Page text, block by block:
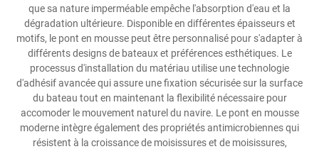
que sa nature imperméable empêche l'absorption d'eau et la
dégradation ultérieure. Disponible en différentes épaisseurs et
motifs, le pont en mousse peut être personnalisé pour s'adapter à
différents designs de bateaux et préférences esthétiques. Le
processus d'installation du matériau utilise une technologie
d'adhésif avancée qui assure une fixation sécurisée sur la surface
du bateau tout en maintenant la flexibilité nécessaire pour
accomoder le mouvement naturel du navire. Le pont en mousse
moderne intègre également des propriétés antimicrobiennes qui
résistent à la croissance de moisissures et de moisissures,